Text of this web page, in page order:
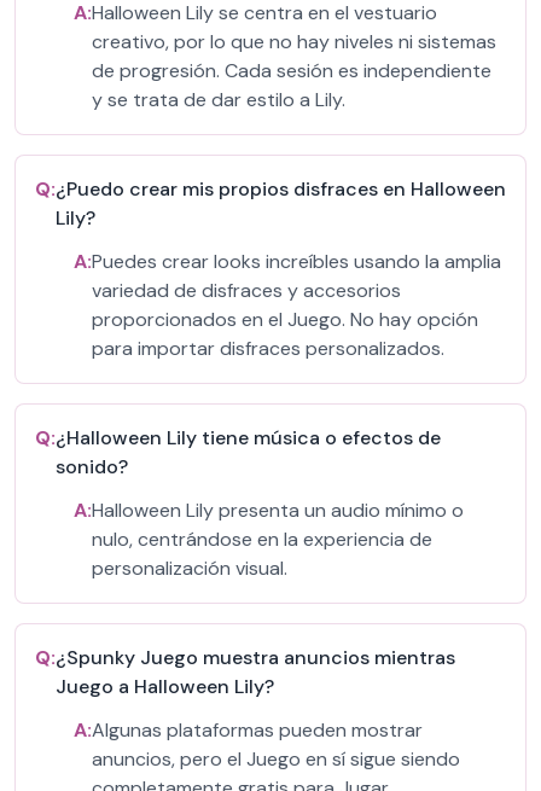
A:Halloween Lily se centra en el vestuario
creativo, por lo que no hay niveles ni sistemas
de progresión. Cada sesión es independiente
y se trata de dar estilo a Lily.
Q:¿Puedo crear mis propios disfraces en Halloween
Lily?
A:Puedes crear looks increíbles usando la amplia
variedad de disfraces y accesorios
proporcionados en el Juego. No hay opción
para importar disfraces personalizados.
Q:¿Halloween Lily tiene música o efectos de
sonido?
A:Halloween Lily presenta un audio mínimo o
nulo, centrándose en la experiencia de
personalización visual.
Q:¿Spunky Juego muestra anuncios mientras
Juego a Halloween Lily?
A:Algunas plataformas pueden mostrar
anuncios, pero el Juego en sí sigue siendo